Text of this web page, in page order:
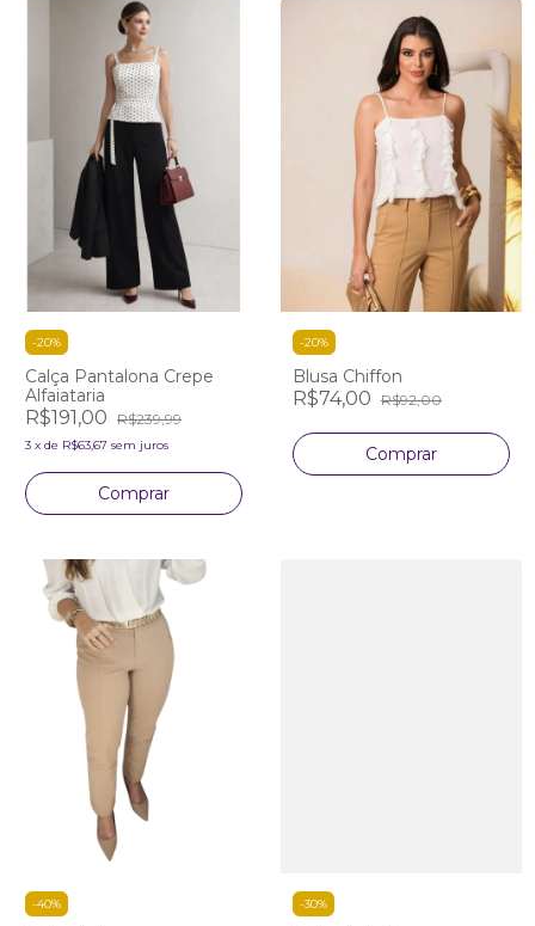
-20%
Calça Pantalona Crepe
Alfaiataria
R$191,00 R$239,99
3 x de R$63,67 sem juros
Comprar
-20%
Blusa Chiffon
R$74,00 R$92,00
Comprar
-40% -30%